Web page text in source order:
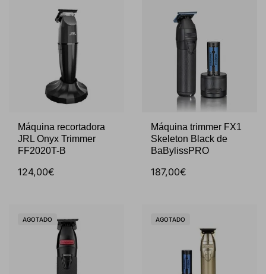
Máquina recortadora
JRL Onyx Trimmer
FF2020T-B
124,00€
Máquina trimmer FX1
Skeleton Black de
BaBylissPRO
187,00€
AGOTADO AGOTADO